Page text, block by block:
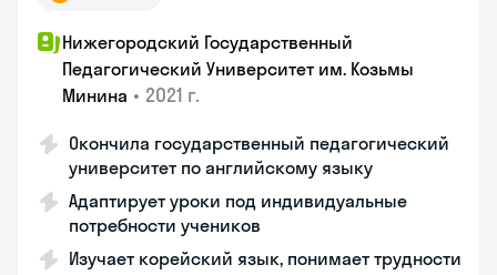
Нижегородский Государственный
Педагогический Университет им. Козьмы
Минина • 2021 г.
Окончила государственный педагогический
университет по английскому языку
Адаптирует уроки под индивидуальные
потребности учеников
Изучает корейский язык, понимает трудности